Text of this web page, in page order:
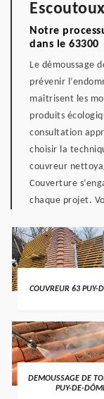
Notre
dans le 63300
Le démoussage
prévenir
maîtrisent les
produits
consultation
choisir la
couvreur
Couverture
chaque projet.
COUVREUR 63 PUY-
DEMOUSSAGE DE
PUY-DE-